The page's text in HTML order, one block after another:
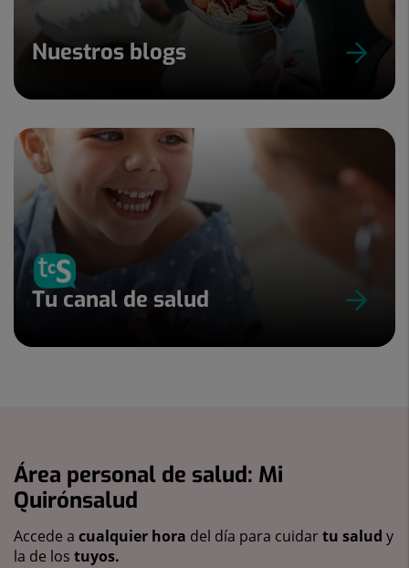
Nuestros blogs
Tu canal de salud
Área personal de salud: Mi
Quirónsalud
Accede a cualquier hora del día para cuidartu salud y
la de los tuyos.